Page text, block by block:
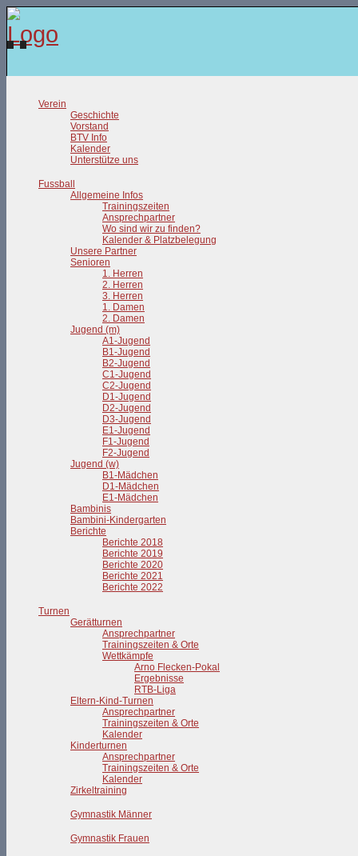
Verein
Geschichte
Vorstand
BTV Info
Kalender
Unterstütze uns
Fussball
Allgemeine Infos
Trainingszeiten
Ansprechpartner
Wo sind wir zu finden?
Kalender & Platzbelegung
Unsere Partner
Senioren
1. Herren
2. Herren
3. Herren
1. Damen
2. Damen
Jugend (m)
A1-Jugend
B1-Jugend
B2-Jugend
C1-Jugend
C2-Jugend
D1-Jugend
D2-Jugend
D3-Jugend
E1-Jugend
F1-Jugend
F2-Jugend
Jugend (w)
B1-Mädchen
D1-Mädchen
E1-Mädchen
Bambinis
Bambini-Kindergarten
Berichte
Berichte 2018
Berichte 2019
Berichte 2020
Berichte 2021
Berichte 2022
Turnen
Gerätturnen
Ansprechpartner
Trainingszeiten & Orte
Wettkämpfe
Arno Flecken-Pokal
Ergebnisse
RTB-Liga
Eltern-Kind-Turnen
Ansprechpartner
Trainingszeiten & Orte
Kalender
Kinderturnen
Ansprechpartner
Trainingszeiten & Orte
Kalender
Zirkeltraining
Gymnastik Männer
Gymnastik Frauen